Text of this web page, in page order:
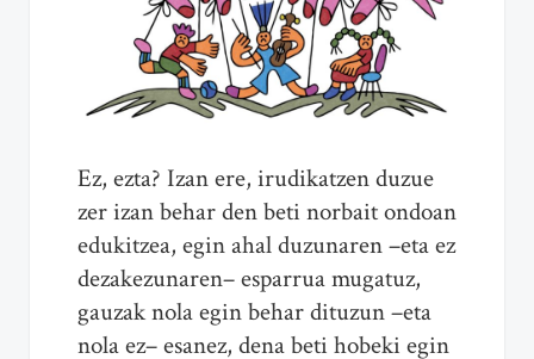
Ez, ezta? Izan ere, irudikatzen duzue
zer izan behar den beti norbait ondoan
edukitzea, egin ahal duzunaren –eta ez
dezakezunaren– esparrua mugatuz,
gauzak nola egin behar dituzun –eta
nola ez– esanez, dena beti hobeki egin